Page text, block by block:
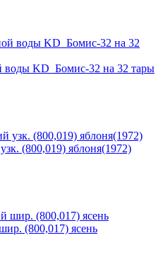
воды KD_Бомис-32 на 32 тары
(800,019) яблоня(1972)
(800,017) ясень